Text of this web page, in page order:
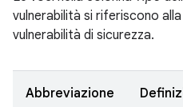
vulnerabilità si riferiscono
vulnerabilità di sicurezza.
Abbreviazione